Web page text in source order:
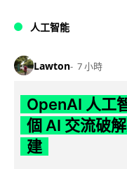
人工智能
Lawton 7 小時
OpenAI 人工
個 AI 交流破
建